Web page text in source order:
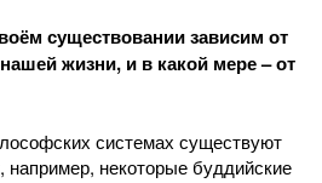
существовании зависим от
жизни, и в какой мере – от
системах существуют
например, некоторые буддийские